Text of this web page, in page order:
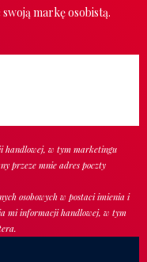
markę osobistą.
handlowej, w tym marketingu
przeze mnie adres poczty
osobowych w postaci imienia i
mi informacji handlowej, w tym